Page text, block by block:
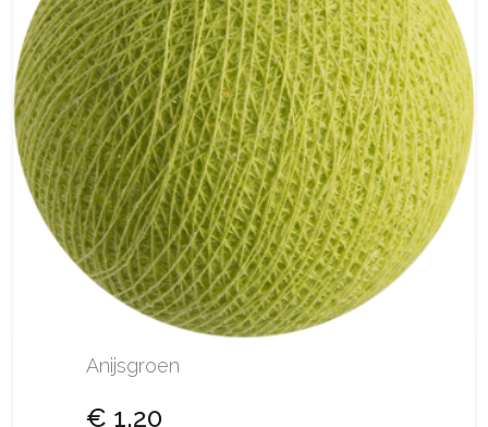
Anijsgroen
€ 1,20